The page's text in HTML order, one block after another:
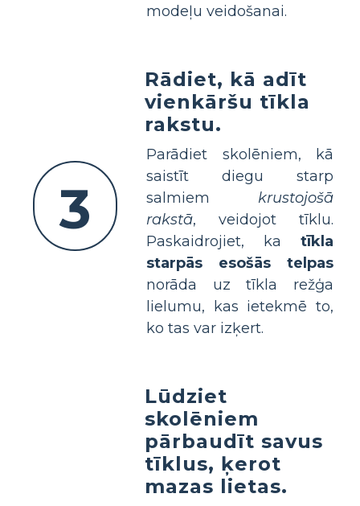
modeļu veidošanai.
3
Rādiet, kā adīt
vienkāršu tīkla
rakstu.
Parādiet skolēniem, kā
saistīt diegu starp
salmiem krustojošā
rakstā, veidojot tīklu.
Paskaidrojiet, ka tīkla
starpās esošās telpas
norāda uz tīkla režģa
lielumu, kas ietekmē to,
ko tas var izķert.
Lūdziet
skolēniem
pārbaudīt savus
tīklus, ķerot
mazas lietas.